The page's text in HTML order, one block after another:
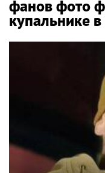
фанов фото
купальнике